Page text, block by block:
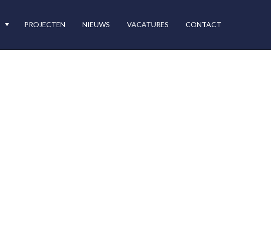
PROJECTEN NIEUWS VACATURES CONTACT